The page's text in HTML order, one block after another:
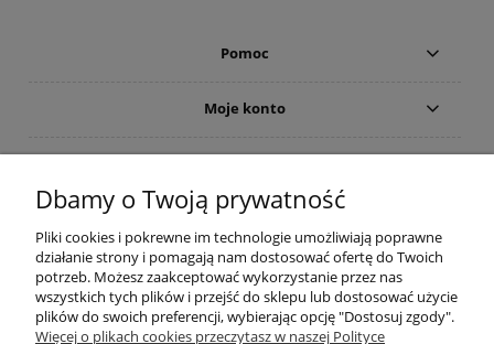
Pomoc
Moje konto
Informacje
O nas
Dbamy o Twoją prywatność
Pliki cookies i pokrewne im technologie umożliwiają poprawne
działanie strony i pomagają nam dostosować ofertę do Twoich
potrzeb. Możesz zaakceptować wykorzystanie przez nas
wszystkich tych plików i przejść do sklepu lub dostosować użycie
plików do swoich preferencji, wybierając opcję "Dostosuj zgody".
Więcej o plikach cookies przeczytasz w naszej Polityce